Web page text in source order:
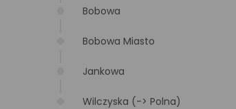
Bobowa
Bobowa Miasto
Jankowa
Wilczyska (-> Polna)